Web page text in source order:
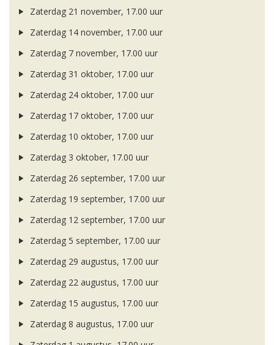
Zaterdag 21 november, 17.00 uur
Zaterdag 14 november, 17.00 uur
Zaterdag 7 november, 17.00 uur
Zaterdag 31 oktober, 17.00 uur
Zaterdag 24 oktober, 17.00 uur
Zaterdag 17 oktober, 17.00 uur
Zaterdag 10 oktober, 17.00 uur
Zaterdag 3 oktober, 17.00 uur
Zaterdag 26 september, 17.00 uur
Zaterdag 19 september, 17.00 uur
Zaterdag 12 september, 17.00 uur
Zaterdag 5 september, 17.00 uur
Zaterdag 29 augustus, 17.00 uur
Zaterdag 22 augustus, 17.00 uur
Zaterdag 15 augustus, 17.00 uur
Zaterdag 8 augustus, 17.00 uur